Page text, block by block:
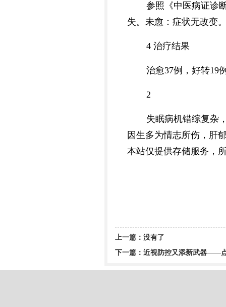
参照《中医病证诊
失。未愈：症状无改变
4 治疗结果
治愈37例，好转19
2
失眠病机错综复杂
因生多为情志所伤，肝
本站仅提供存储服务，
上一篇：没有了
下一篇： 近视防控又添新武器——